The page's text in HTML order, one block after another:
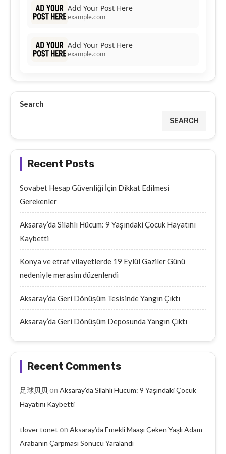
Add Your Post Here
example.com
Add Your Post Here
example.com
Search
SEARCH
Recent Posts
Sovabet Hesap Güvenliği İçin Dikkat Edilmesi
Gerekenler
Aksaray’da Silahlı Hücum: 9 Yaşındaki Çocuk Hayatını
Kaybetti
Konya ve etraf vilayetlerde 19 Eylül Gaziler Günü
nedeniyle merasim düzenlendi
Aksaray’da Geri Dönüşüm Tesisinde Yangın Çıktı
Aksaray’da Geri Dönüşüm Deposunda Yangın Çıktı
Recent Comments
足球贝贝 on Aksaray’da Silahlı Hücum: 9 Yaşındaki Çocuk
Hayatını Kaybetti
tlover tonet on Aksaray’da Emekli Maaşı Çeken Yaşlı Adam
Arabanın Çarpması Sonucu Yaralandı